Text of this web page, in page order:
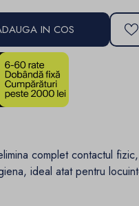
IN COS
complet contactul
ideal atat pentru